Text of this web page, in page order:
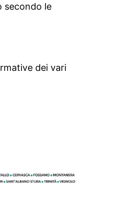
secondo le
dei vari